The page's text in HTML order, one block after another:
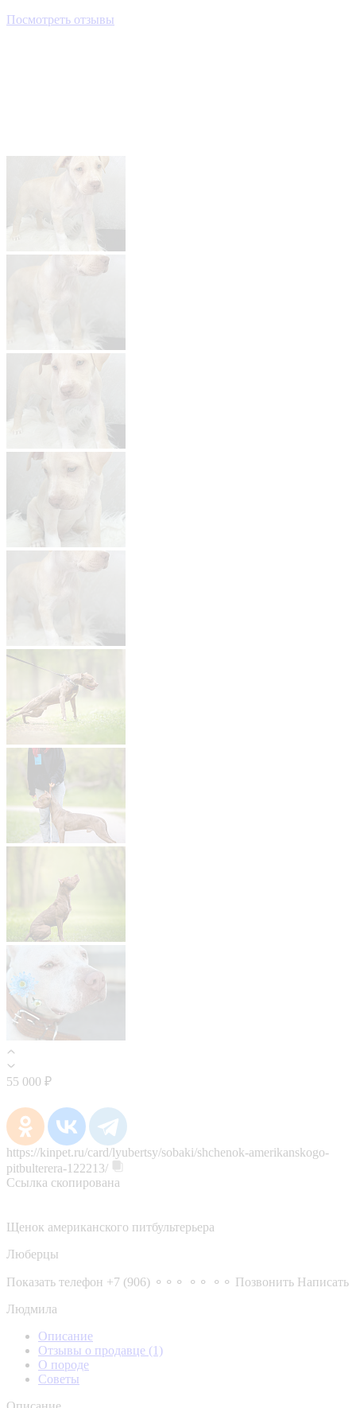
Посмотреть отзывы
55 000 ₽
https://kinpet.ru/card/lyubertsy/sobaki/shchenok-amerikanskogo-
pitbulterera-122213/
Ссылка скопирована
Щенок американского питбультерьера
Люберцы
Показать телефон +7 (906) ⚬⚬⚬ ⚬⚬ ⚬⚬ Позвонить Написать
Людмила
Описание
Отзывы о продавце (1)
О породе
Советы